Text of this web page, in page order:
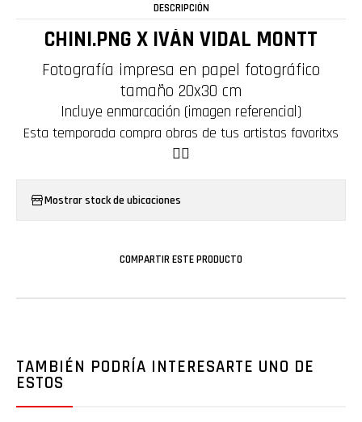
DESCRIPCIÓN
CHINI.PNG X IVÁN VIDAL MONTT
Fotografía impresa en papel fotográfico
tamaño 20x30 cm
Incluye enmarcación (imagen referencial)
Esta temporada compra obras de tus artistas favoritxs
❤️‍🔥
Mostrar stock de ubicaciones
COMPARTIR ESTE PRODUCTO
TAMBIÉN PODRÍA INTERESARTE UNO DE
ESTOS